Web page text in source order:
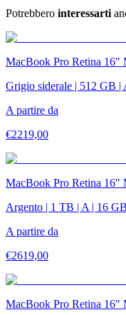
Potrebbero interessarti
MacBook Pro Retina 16"
Grigio siderale | 512 GB |
A partire da
€2219,00
MacBook Pro Retina 16"
Argento | 1 TB | A | 16
A partire da
€2619,00
MacBook Pro Retina 16"